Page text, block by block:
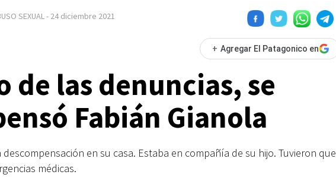
SEXUAL- 24 diciembre 2021
+ Agregar El Patagonico en
de las denuncias, se
Fabián Gianola
descompensación en su casa. Estaba en compañía de su hijo. Tuvieron que
médicas.